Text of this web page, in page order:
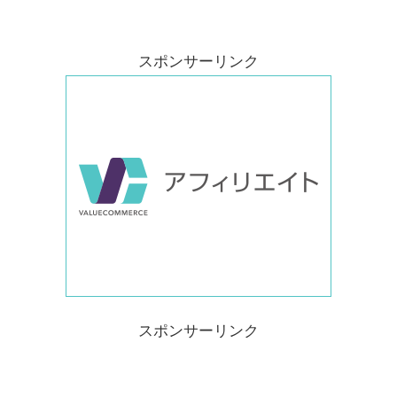
スポンサーリンク
スポンサーリンク